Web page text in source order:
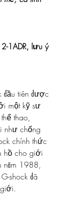
1ADR, lưu ý
đầu tiên được
một kỹ sư
thao,
như chống
chính thức
hồ cho giới
năm 1988,
shock đã